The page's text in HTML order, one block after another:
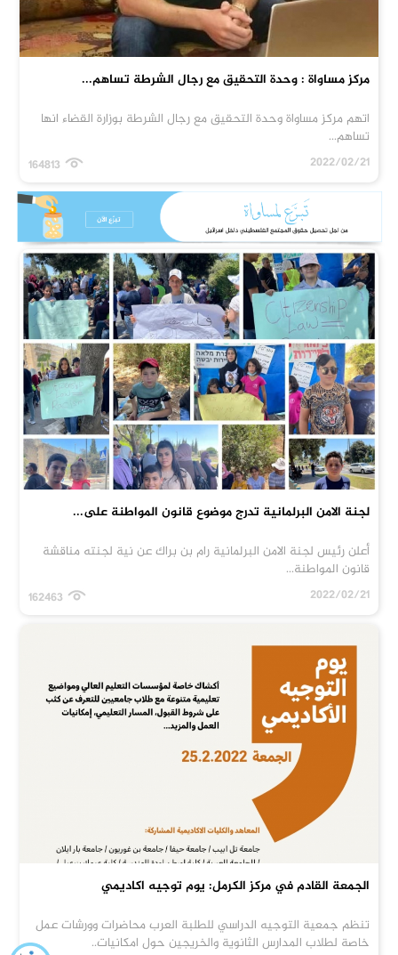
مركز مساواة : وحدة التحقيق مع رجال الشرطة تساهم...
اتهم مركز مساواة وحدة التحقيق مع رجال الشرطة بوزارة القضاء انها
تساهم...
2022/02/21
لجنة الامن البرلمانية تدرج موضوع قانون المواطنة على...
أعلن رئيس لجنة الامن البرلمانية رام بن براك عن نية لجنته مناقشة
قانون المواطنة...
2022/02/21
الجمعة القادم في مركز الكرمل: يوم توجيه اكاديمي
تنظم جمعية التوجيه الدراسي للطلبة العرب محاضرات وورشات عمل
خاصة لطلاب المدارس الثانوية والخريجين حول امكانيات..